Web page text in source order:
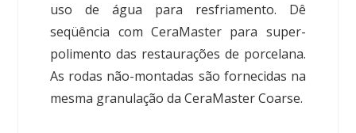
uso de água para resfriamento. Dê
seqüência com CeraMaster para super-
polimento das restaurações de porcelana.
As rodas não-montadas são fornecidas na
mesma granulação da CeraMaster Coarse.